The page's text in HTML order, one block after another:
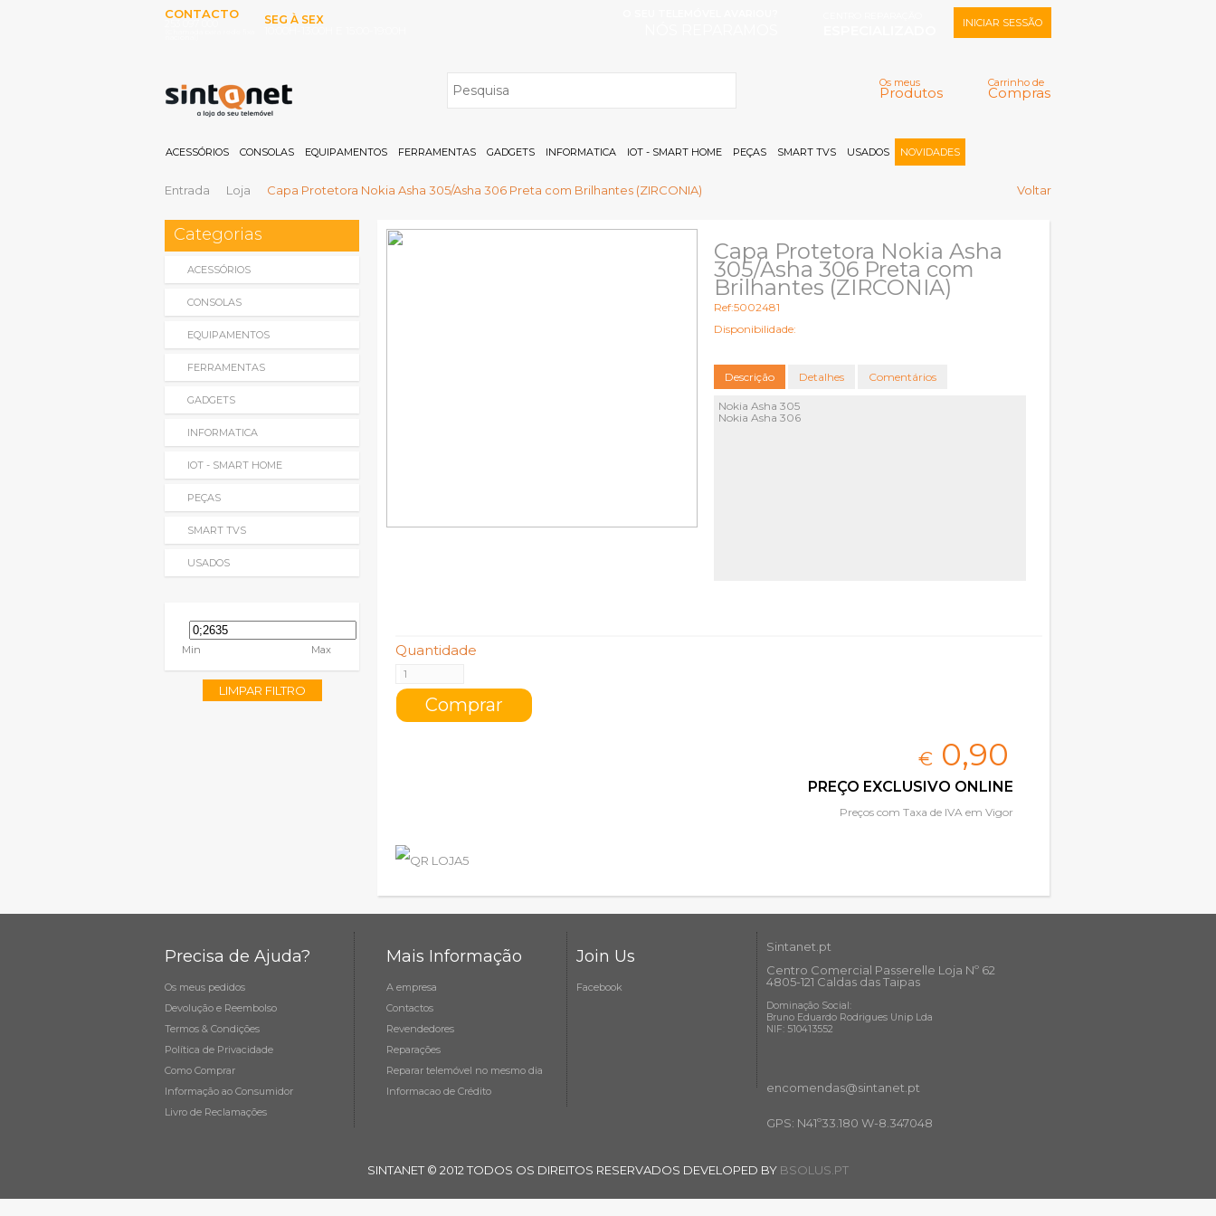
CONTACTO
SEG À SEX
Carrinho de
Compras
Os meus
Produtos
INICIAR SESSÃO
Memorizar
Registar |
ACESSÓRIOS CONSOLAS EQUIPAMENTOS FERRAMENTAS GADGETS INFORMATICA IOT - SMART HOME PEÇAS SMART TVS USADOS NOVIDADES
Entrada Loja Capa Protetora Nokia Asha 305/Asha 306 Preta com Brilhantes (ZIRCONIA) Voltar
Categorias
ACESSÓRIOS
CONSOLAS
EQUIPAMENTOS
FERRAMENTAS
GADGETS
INFORMATICA
IOT - SMART HOME
PEÇAS
SMART TVS
USADOS
Min Max
LIMPAR FILTRO
Capa Protetora Nokia Asha
305/Asha 306 Preta com
Brilhantes (ZIRCONIA)
Ref:5002481
Disponibilidade:
Descrição Detalhes Comentários
Nokia Asha 305
Nokia Asha 306
Quantidade
€ 0,90
PREÇO EXCLUSIVO ONLINE
Preços com Taxa de IVA em Vigor
Precisa de Ajuda?
Os meus pedidos
Devolução e Reembolso
Termos & Condições
Política de Privacidade
Como Comprar
Informação ao Consumidor
Livro de Reclamações
Mais Informação
A empresa
Contactos
Revendedores
Reparações
Reparar telemóvel no mesmo dia
Informacao de Crédito
Join Us
Facebook
Sintanet.pt
Centro Comercial Passerelle Loja Nº 62
4805-121 Caldas das Taipas
Dominação Social:
Bruno Eduardo Rodrigues Unip Lda
NIF: 510413552
encomendas@sintanet .pt
GPS: N41º33.180 W-8.347048
SINTANET © 2012 TODOS OS DIREITOS RESERVADOS DEVELOPED BY BSOLUS.PT